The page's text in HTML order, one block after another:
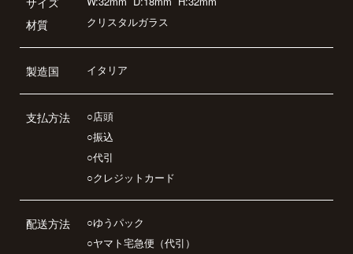
材質
クリスタルガラス
製造国 イタリア
支払方法
○店頭
○振込
○代引
○クレジットカード
配送方法
○ゆうパック
○ヤマト宅急便（代引）